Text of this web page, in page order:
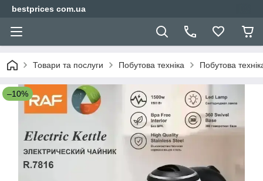
bestprices com.ua
Товари та послуги Побутова техніка Побутова
–10%